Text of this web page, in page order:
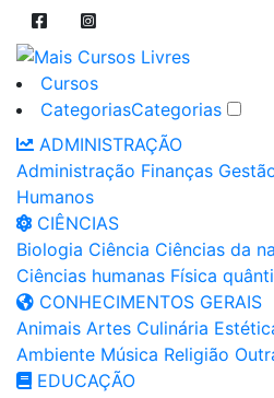
Cursos
CategoriasCategorias
ADMINISTRAÇÃO
Administração Finanças
Humanos
CIÊNCIAS
Biologia Ciência Ciências da
Ciências humanas Física
CONHECIMENTOS GERAIS
Animais Artes Culinária
Ambiente Música Religião
EDUCAÇÃO